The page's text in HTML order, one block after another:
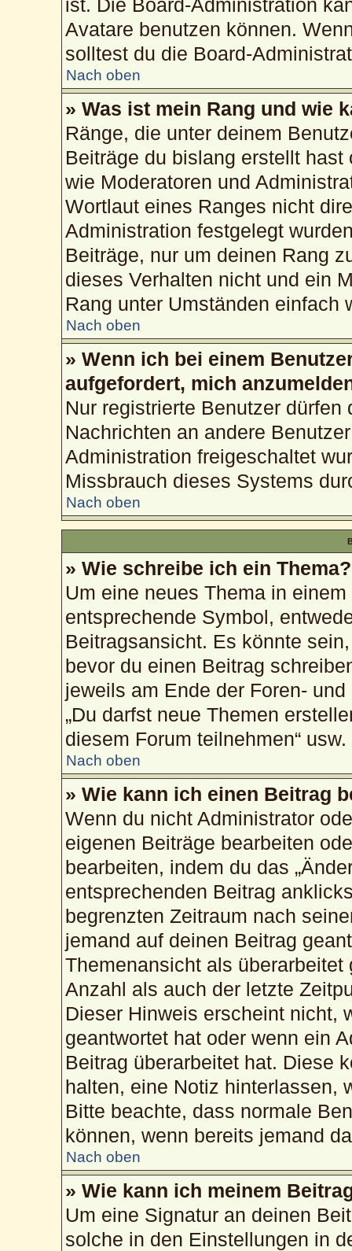
ist. Die Board-Administration
Avatare benutzen können.
solltest du die Board-
Nach oben
» Was ist mein Rang und wie
Ränge, die unter deinem
Beiträge du bislang erstellt
wie Moderatoren und
Wortlaut eines Ranges nicht
Administration festgelegt
Beiträge, nur um deinen Rang
dieses Verhalten nicht und ein
Rang unter Umständen einfach
Nach oben
» Wenn ich bei einem
aufgefordert, mich
Nur registrierte Benutzer
Nachrichten an andere
Administration freigeschaltet
Missbrauch dieses Systems
Nach oben
» Wie schreibe ich ein Thema?
Um eine neues Thema in
entsprechende Symbol,
Beitragsansicht. Es könnte
bevor du einen Beitrag
jeweils am Ende der Foren-
„Du darfst neue Themen
diesem Forum teilnehmen“ usw.
Nach oben
» Wie kann ich einen Beitrag
Wenn du nicht Administrator
eigenen Beiträge bearbeiten
bearbeiten, indem du das
entsprechenden Beitrag
begrenzten Zeitraum nach
jemand auf deinen Beitrag
Themenansicht als
Anzahl als auch der letzte
Dieser Hinweis erscheint nicht,
geantwortet hat oder wenn ein
Beitrag überarbeitet hat. Diese
halten, eine Notiz hinterlassen,
Bitte beachte, dass normale
können, wenn bereits jemand
Nach oben
» Wie kann ich meinem
Um eine Signatur an deinen
solche in den Einstellungen in